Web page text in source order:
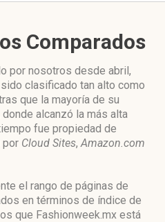
Comparados
por nosotros desde abril,
clasificado tan alto como
que la mayoría de su
alcanzó la más alta
fue propiedad de
por Cloud Sites,Amazon.com
el rango de páginas de
en términos de índice de
que Fashionweek.mx está